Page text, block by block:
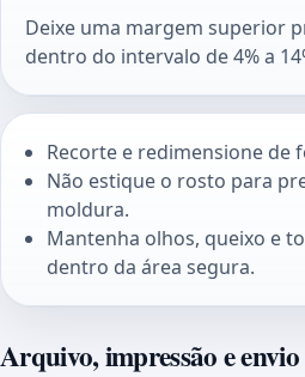
Deixe uma margem superior
dentro do intervalo de 4% a
Recorte e redimensione de
Não estique o rosto para
moldura.
Mantenha olhos, queixo e
dentro da área segura.
Arquivo, impressão e envio